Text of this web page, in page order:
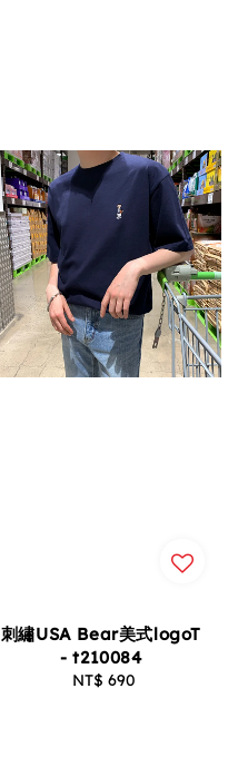
刺繡USA Bear美式logoT
- t210084
Regular
NT$ 690